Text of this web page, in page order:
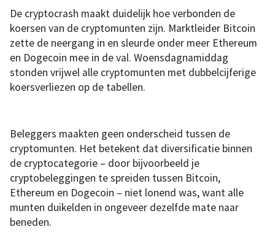
De cryptocrash maakt duidelijk hoe verbonden de
koersen van de cryptomunten zijn. Marktleider Bitcoin
zette de neergang in en sleurde onder meer Ethereum
en Dogecoin mee in de val. Woensdagnamiddag
stonden vrijwel alle cryptomunten met dubbelcijferige
koersverliezen op de tabellen.
Beleggers maakten geen onderscheid tussen de
cryptomunten. Het betekent dat diversificatie binnen
de cryptocategorie – door bijvoorbeeld je
cryptobeleggingen te spreiden tussen Bitcoin,
Ethereum en Dogecoin – niet lonend was, want alle
munten duikelden in ongeveer dezelfde mate naar
beneden.